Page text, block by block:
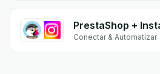
PrestaShop +
Conectar & Automatizar